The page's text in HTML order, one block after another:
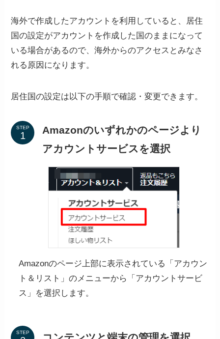
海外で作成したアカウントを利用していると、居住
国の設定がアカウントを作成した国のままになって
いる場合があるので、海外からのアクセスとみなさ
れる原因になります。
居住国の設定は以下の手順で確認・変更できます。
STEP
Amazonのいずれかのページより
アカウントサービスを選択
Amazonのページ上部に表示されている「アカウン
ト＆リスト」のメニューから「アカウントサービ
ス」を選択します。
STEP